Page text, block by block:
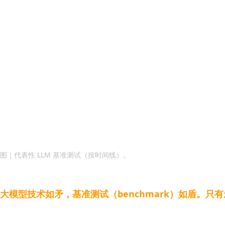
图｜代表性 LLM 基准测试（按时间线）。
大模型技术如矛，基准测试（benchmark）如盾。只